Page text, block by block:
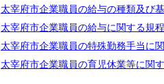
太宰府市企業職員の給与の種類及び
太宰府市企業職員の給与に関する規程
太宰府市企業職員の特殊勤務手当に
太宰府市企業職員の育児休業等に関